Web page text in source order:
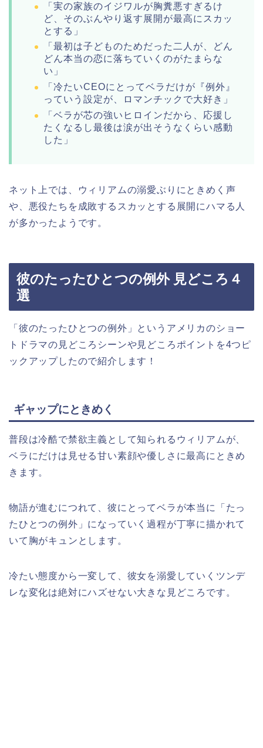
「実の家族のイジワルが胸糞悪すぎるけ
ど、そのぶんやり返す展開が最高にスカッ
とする」
「最初は子どものためだった二人が、どん
どん本当の恋に落ちていくのがたまらな
い」
「冷たいCEOにとってベラだけが『例外』
っていう設定が、ロマンチックで大好き」
「ベラが芯の強いヒロインだから、応援し
たくなるし最後は涙が出そうなくらい感動
した」
ネット上では、ウィリアムの溺愛ぶりにときめく声
や、悪役たちを成敗するスカッとする展開にハマる人
が多かったようです。
彼のたったひとつの例外 見どころ４
選
「彼のたったひとつの例外」というアメリカのショー
トドラマの見どころシーンや見どころポイントを4つピ
ックアップしたので紹介します！
ギャップにときめく
普段は冷酷で禁欲主義として知られるウィリアムが、
ベラにだけは見せる甘い素顔や優しさに最高にときめ
きます。
物語が進むにつれて、彼にとってベラが本当に「たっ
たひとつの例外」になっていく過程が丁寧に描かれて
いて胸がキュンとします。
冷たい態度から一変して、彼女を溺愛していくツンデ
レな変化は絶対にハズせない大きな見どころです。